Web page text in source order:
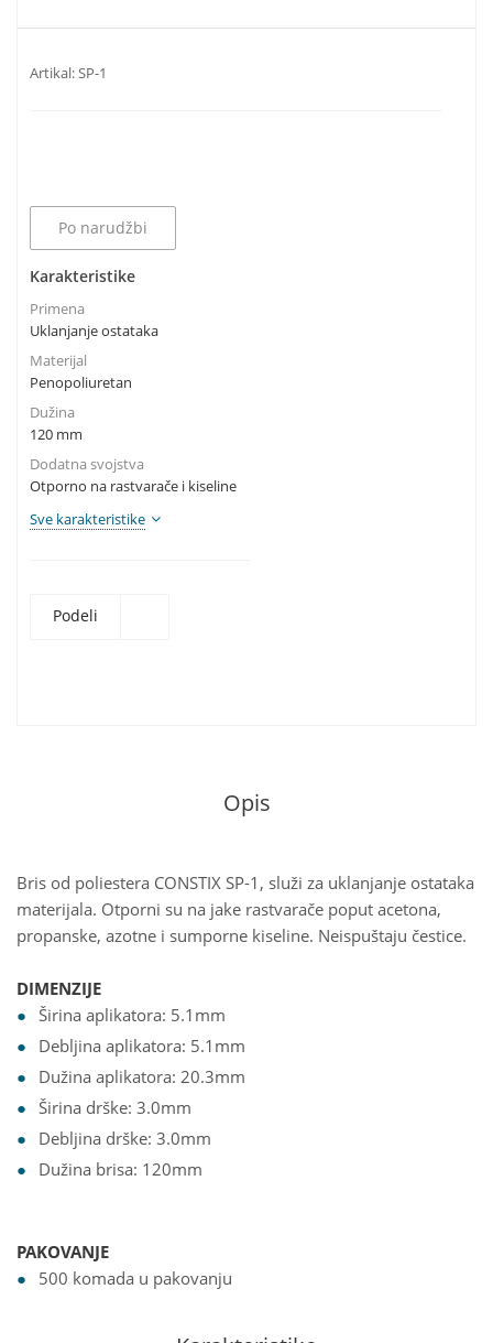
Artikal:SP-1
Po narudžbi
Karakteristike
Primena
Uklanjanje ostataka
Materijal
Penopoliuretan
Dužina
120 mm
Dodatna svojstva
Otporno na rastvarače i kiseline
Sve karakteristike
Podeli
Opis
Bris od poliestera CONSTIX SP-1, služi za uklanjanje ostataka
materijala. Otporni su na jake rastvarače poput acetona,
propanske, azotne i sumporne kiseline. Neispuštaju čestice.
DIMENZIJE
Širina aplikatora: 5.1mm
Debljina aplikatora: 5.1mm
Dužina aplikatora: 20.3mm
Širina drške: 3.0mm
Debljina drške: 3.0mm
Dužina brisa: 120mm
PAKOVANJE
500 komada u pakovanju